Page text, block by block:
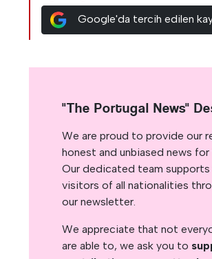
Google'da tercih edilen
"The Portugal News"
We are proud to provide our
honest and unbiased news
Our dedicated team
visitors of all nationalities
our newsletter.
We appreciate that not
are able to, we ask you to